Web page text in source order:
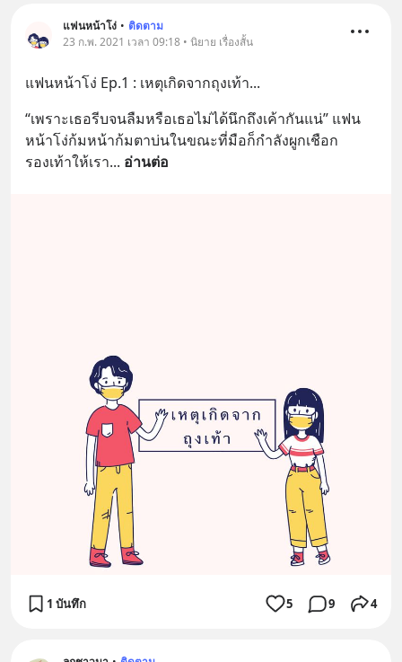
แฟนหน้าโง่ • ติดตาม
23 ก.พ. 2021 เวลา 09:18 • นิยาย เรื่องสั้น
แฟนหน้าโง่ Ep.1 : เหตุเกิดจากถุงเท้า...
“เพราะเธอรีบจนลืมหรือเธอไม่ได้นึกถึงเค้ากันแน่” แฟน
หน้าโง่ก้มหน้าก้มตาบ่นในขณะที่มือก็กำลังผูกเชือก
รองเท้าให้เรา... อ่านต่อ
1 บันทึก 5 9 4